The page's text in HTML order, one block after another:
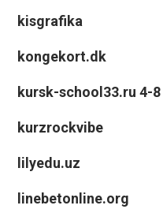
kisgrafika
kongekort.dk
kursk-school33.ru 4-8
kurzrockvibe
lilyedu.uz
linebetonline.org